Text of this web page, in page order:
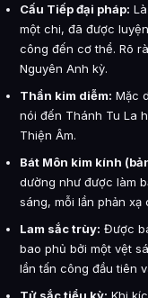
Cấu Tiếp đại pháp:
một chi, đã được
công đến cơ thể. Rõ
Nguyên Anh kỳ.
Thần kim diễm: Mặc
nói đến Thánh Tu La
Thiện Âm.
Bát Môn kim kính
dường như được làm
sáng, mỗi lần phản xạ
Lam sắc trùy: Được
bao phủ bởi một vệt
lần tấn công đầu tiên